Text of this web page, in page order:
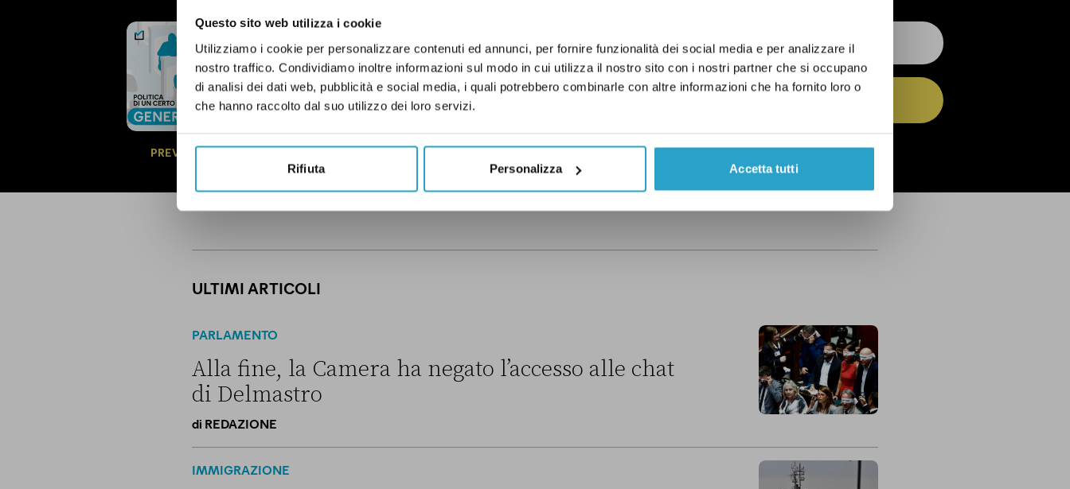
Questo sito web utilizza i cookie
Utilizziamo i cookie per personalizzare contenuti ed annunci, per fornire funzionalità dei social media e per analizzare il
nostro traffico. Condividiamo inoltre informazioni sul modo in cui utilizza il nostro sito con i nostri partner che si occupano
di analisi dei dati web, pubblicità e social media, i quali potrebbero combinarle con altre informazioni che ha fornito loro o
che hanno raccolto dal suo utilizzo dei loro servizi.
Rifiuta Personalizza Accetta tutti
PREVIEW
NEWSLETTER
POLITICA DI UN CERTO GENERE
OGNI MARTEDÌ
In questa newsletter proviamo a capire perché le
ULTIMI ARTICOLI
PARLAMENTO
Alla fine, la Camera ha negato l’accesso alle chat
di Delmastro
di REDAZIONE
IMMIGRAZIONE